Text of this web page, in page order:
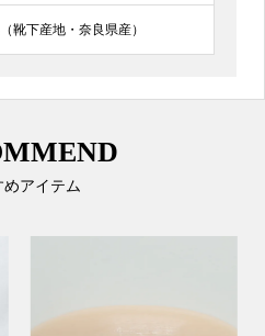
靴下産地・奈良県産）
めアイテム